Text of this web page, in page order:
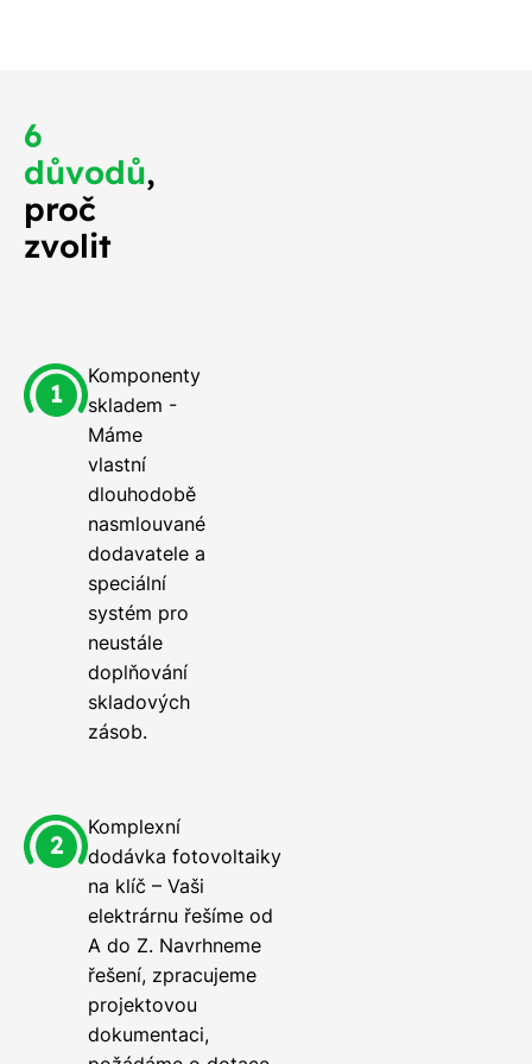
6
důvodů,
proč
zvolit
Komponenty
skladem -
Máme
vlastní
dlouhodobě
nasmlouvané
dodavatele a
speciální
systém pro
neustále
doplňování
skladových
zásob.
Komplexní
dodávka fotovoltaiky
na klíč – Vaši
elektrárnu řešíme od
A do Z. Navrhneme
řešení, zpracujeme
projektovou
dokumentaci,